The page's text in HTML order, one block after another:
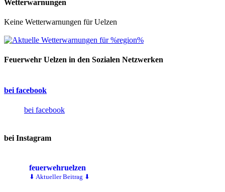
Wetterwarnungen
Keine Wetterwarnungen für Uelzen
Feuerwehr Uelzen in den Sozialen Netzwerken
bei facebook
bei facebook
bei Instagram
feuerwehruelzen
⬇ Aktueller Beitrag ⬇